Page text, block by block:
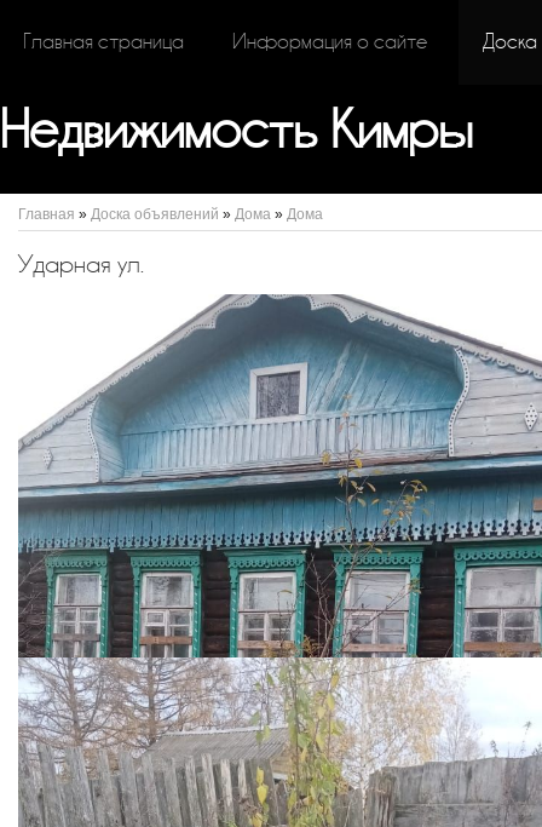
Главная страница Информация о сайте Доска
Недвижимость Кимры
Главная » Доска объявлений » Дома » Дома
Ударная ул.